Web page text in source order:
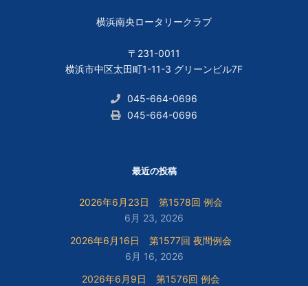
横浜南央ロータリークラブ
〒231-0011
横浜市中区太田町1-11-3 グリーンビル7F
045-664-0696
045-664-0696
最近の投稿
2026年6月23日 第1578回 例会
6月 23, 2026
2026年6月16日 第1577回 夜間例会
6月 16, 2026
2026年6月9日 第1576回 例会